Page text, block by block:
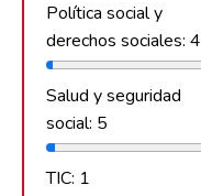
Política social y
derechos sociales: 4
Salud y seguridad
social: 5
TIC: 1